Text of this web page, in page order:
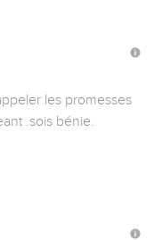
les promesses
.sois bénie.